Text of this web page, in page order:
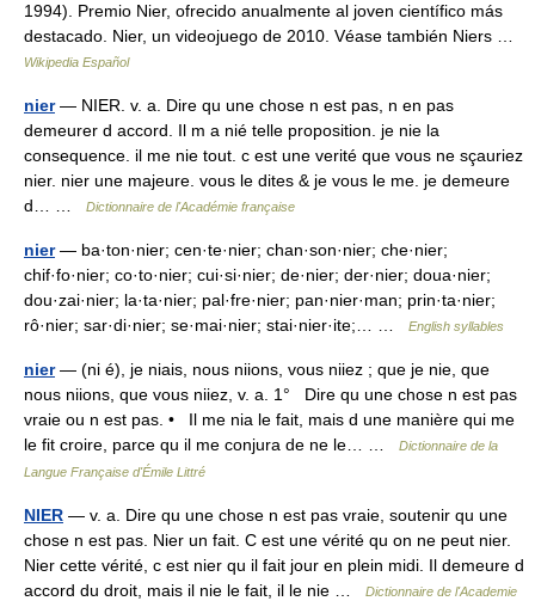
1994). Premio Nier, ofrecido anualmente al joven científico más
destacado. Nier, un videojuego de 2010. Véase también Niers …
Wikipedia Español
nier— NIER. v. a. Dire qu une chose n est pas, n en pas
demeurer d accord. Il m a nié telle proposition. je nie la
consequence. il me nie tout. c est une verité que vous ne sçauriez
nier. nier une majeure. vous le dites & je vous le me. je demeure
d… …
Dictionnaire de l'Académie française
nier— ba·ton·nier; cen·te·nier; chan·son·nier; che·nier;
chif·fo·nier; co·to·nier; cui·si·nier; de·nier; der·nier; doua·nier;
dou·zai·nier; la·ta·nier; pal·fre·nier; pan·nier·man; prin·ta·nier;
rô·nier; sar·di·nier; se·mai·nier; stai·nier·ite;… …
English syllables
nier— (ni é), je niais, nous niions, vous niiez ; que je nie, que
nous niions, que vous niiez, v. a. 1° Dire qu une chose n est pas
vraie ou n est pas. • Il me nia le fait, mais d une manière qui me
le fit croire, parce qu il me conjura de ne le… …
Dictionnaire de la
Langue Française d'Émile Littré
NIER — v. a. Dire qu une chose n est pas vraie, soutenir qu une
chose n est pas. Nier un fait. C est une vérité qu on ne peut nier.
Nier cette vérité, c est nier qu il fait jour en plein midi. Il demeure d
accord du droit, mais il nie le fait, il le nie …
Dictionnaire de l'Academie